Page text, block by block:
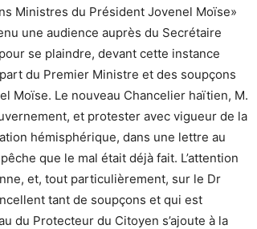
Ministres du Président Jovenel Moïse»
une audience auprès du Secrétaire
se plaindre, devant cette instance
du Premier Ministre et des soupçons
Moïse. Le nouveau Chancelier haïtien, M.
et protester avec vigueur de la
hémisphérique, dans une lettre au
que le mal était déjà fait. L’attention
et, tout particulièrement, sur le Dr
tant de soupçons et qui est
du Protecteur du Citoyen s’ajoute à la